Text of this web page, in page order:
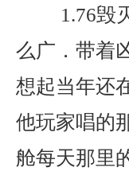
1.76毁
么广．带着
想起当年还
他玩家唱的
舱每天那里